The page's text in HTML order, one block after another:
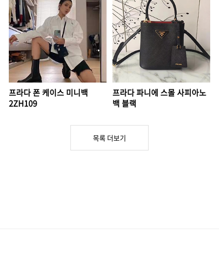
프라다 폰 케이스 미니백
2ZH109
프라다 파니에 스몰 사피아노
백 블랙
목록 더보기